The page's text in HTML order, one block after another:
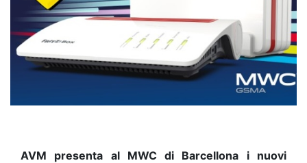
AVM presenta al MWC di Barcellona i nuovi